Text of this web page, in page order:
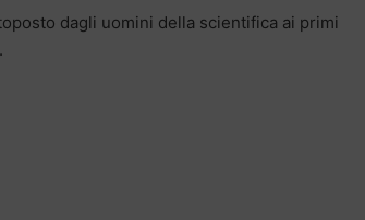
dagli uomini della scientifica ai primi